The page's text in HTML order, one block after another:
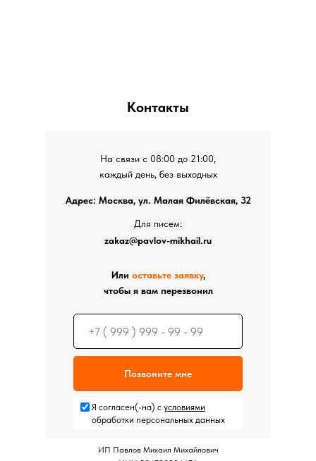
Контакты
Или оставьте заявку,
чтобы я вам перезвонил
Для писем:
zakaz@pavlov-mikhail.ru
Позвоните мне
Я согласен(-на) с условиями
обработки персональных данных
На связи с 08:00 до 21:00,
каждый день, без выходных
Адрес: Москва, ул. Малая Филёвская, 32
ИП Павлов Михаил Михайлович